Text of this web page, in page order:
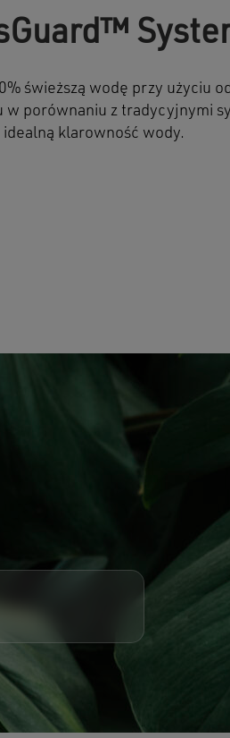
świeższą wodę przy użyciu
w porównaniu z tradycyjnymi
klarowność wody.